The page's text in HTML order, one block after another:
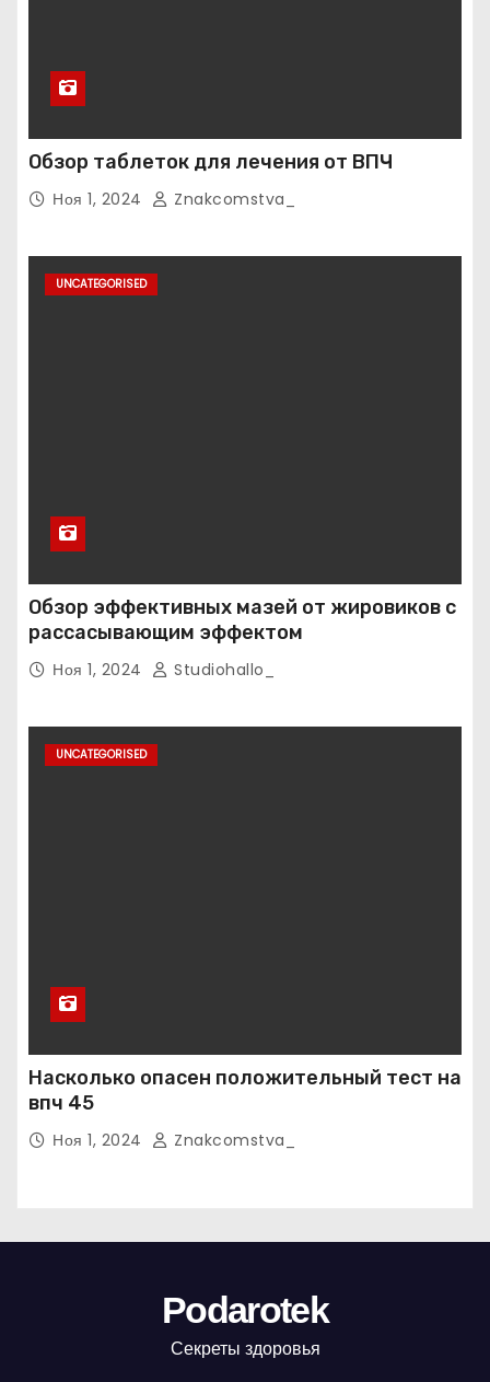
Обзор таблеток для лечения от ВПЧ
Ноя 1, 2024 Znakcomstva_
UNCATEGORISED
Обзор эффективных мазей от жировиков с
рассасывающим эффектом
Ноя 1, 2024 Studiohallo_
UNCATEGORISED
Насколько опасен положительный тест на
впч 45
Ноя 1, 2024 Znakcomstva_
Podarotek
Секреты здоровья